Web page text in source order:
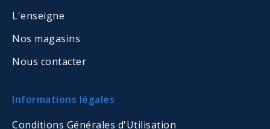
L'enseigne
Nos magasins
Nous contacter
Informations légales
Conditions Générales d'Utilisation